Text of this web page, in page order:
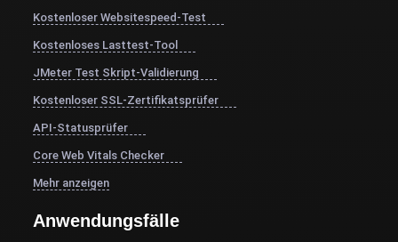
Kostenloser Websitespeed-Test
Kostenloses Lasttest-Tool
JMeter Test Skript-Validierung
Kostenloser SSL-Zertifikatsprüfer
API-Statusprüfer
Core Web Vitals Checker
Mehr anzeigen
Anwendungsfälle